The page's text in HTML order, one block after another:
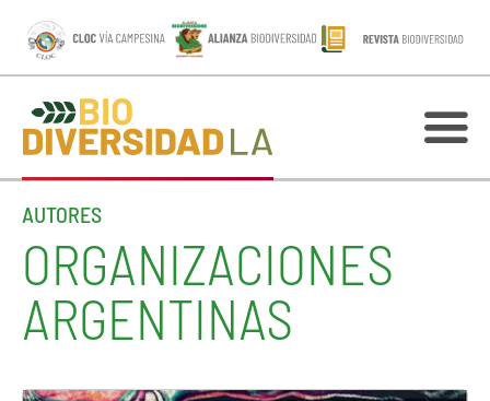
AUTORES
ORGANIZACIONES
ARGENTINAS